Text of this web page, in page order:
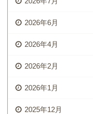
2026年6月
2026年4月
2026年2月
2026年1月
2025年12月